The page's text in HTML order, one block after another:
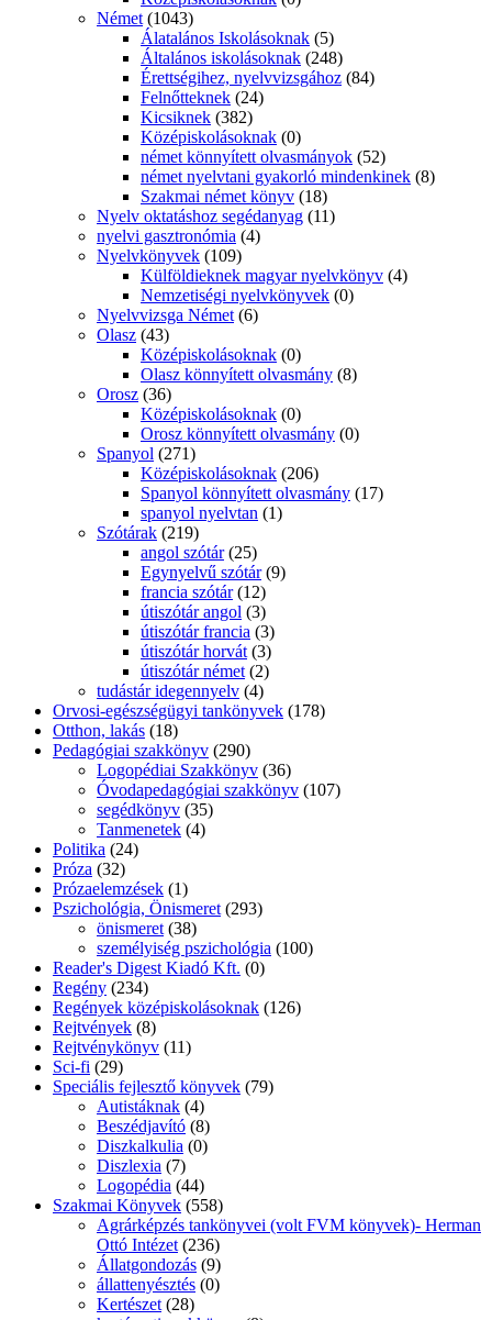
Német (1043)
Álatalános Iskolásoknak (5)
Általános iskolásoknak (248)
Érettségihez, nyelvvizsgához (84)
Felnőtteknek (24)
Kicsiknek (382)
Középiskolásoknak (0)
német könnyített olvasmányok (52)
német nyelvtani gyakorló mindenkinek (8)
Szakmai német könyv (18)
Nyelv oktatáshoz segédanyag (11)
nyelvi gasztronómia (4)
Nyelvkönyvek (109)
Külföldieknek magyar nyelvkönyv (4)
Nemzetiségi nyelvkönyvek (0)
Nyelvvizsga Német (6)
Olasz (43)
Középiskolásoknak (0)
Olasz könnyített olvasmány (8)
Orosz (36)
Középiskolásoknak (0)
Orosz könnyített olvasmány (0)
Spanyol (271)
Középiskolásoknak (206)
Spanyol könnyített olvasmány (17)
spanyol nyelvtan (1)
Szótárak (219)
angol szótár (25)
Egynyelvű szótár (9)
francia szótár (12)
útiszótár angol (3)
útiszótár francia (3)
útiszótár horvát (3)
útiszótár német (2)
tudástár idegennyelv (4)
Orvosi-egészségügyi tankönyvek (178)
Otthon, lakás (18)
Pedagógiai szakkönyv (290)
Logopédiai Szakkönyv (36)
Óvodapedagógiai szakkönyv (107)
segédkönyv (35)
Tanmenetek (4)
Politika (24)
Próza (32)
Prózaelemzések (1)
Pszichológia, Önismeret (293)
önismeret (38)
személyiség pszichológia (100)
Reader's Digest Kiadó Kft. (0)
Regény (234)
Regények középiskolásoknak (126)
Rejtvények (8)
Rejtvénykönyv (11)
Sci-fi (29)
Speciális fejlesztő könyvek (79)
Autistáknak (4)
Beszédjavító (8)
Diszkalkulia (0)
Diszlexia (7)
Logopédia (44)
Szakmai Könyvek (558)
Agrárképzés tankönyvei (volt FVM könyvek)- Herman
Ottó Intézet (236)
Állatgondozás (9)
állattenyésztés (0)
Kertészet (28)